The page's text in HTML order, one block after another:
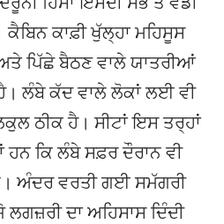
ਕੈਬਿਨ ਕਾਫ਼ੀ ਖੁੱਲ੍ਹਾ ਮਹਿਸੂਸ
ਪਿੱਛੇ ਬੈਠਣ ਵਾਲੇ ਯਾਤਰੀਆਂ
ਲੰਬੇ ਕੱਦ ਵਾਲੇ ਲੋਕਾਂ ਲਈ ਵੀ
ਠੀਕ ਹੈ। ਸੀਟਾਂ ਇਸ ਤਰ੍ਹਾਂ
ਕਿ ਲੰਬੇ ਸਫ਼ਰ ਦੌਰਾਨ ਵੀ
ਅੰਦਰ ਵਰਤੀ ਗਈ ਸਮੱਗਰੀ
ਦਾ ਅਹਿਸਾਸ ਦਿੰਦੀ